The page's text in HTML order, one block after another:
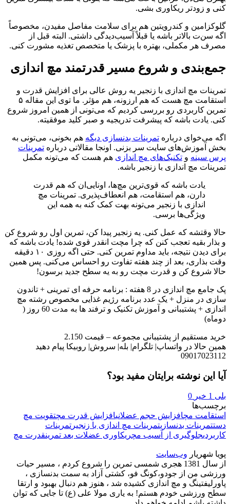
کنی و زودتر ریکاوری بشی.
گلوکزامین و کندرویتین هم برای سلامت مفاصل مفیدن، مخصوصاً
اگه سن‌ت بالاتر باشه یا قبلاً آسیب‌دیدگی داشتی. البته قبل از
مصرف هر مکملی، بهتره با پزشک یا متخصص تغذیه مشورت کنی.
جمع‌بندی و شروع مسیر قدرتمند مچ اندازی
تمرینات مچ اندازی با زنجیر یه روش عالی برای افزایش قدرت و
استقامت مچ هست که هم ارزونه، هم مؤثر. ما توی این مقاله ۵
تمرین کاربردی رو بررسی کردیم که می‌تونی از همین امروز شروع
کنی. یادت باشه که پیشرفت تدریجیه و صبر کلید موفقیته.
اگه می‌خوای درباره تمرینات بدنسازی دیگه هم بخونی، می‌تونی به
بخش آموزش‌های سایت سر بزنی. اونجا مقالاتی درباره تمرینات
پرس سینه و تکنیک‌های مچ اندازی هم هست که می‌تونه مکمل
تمرینات مچ اندازی با زنجیر باشه.
یادت باشه که قوی‌ترین مچ‌ها، اونایی‌ان که هم قدرت
دارن، هم استقامت، هم انعطاف‌پذیری. تمرینات مچ
اندازی با زنجیر می‌تونه بهت کمک کنه به همه این
ویژگی‌ها برسی.
حالا وقتشه که عمل کنی. یه زنجیر پیدا کن، تمرین اول رو شروع کن
و بذار بقیه تعجب کنن که چرا مچت انقدر قوی شده! یادت باشه که
برای دیدن نتیجه، باید مداوم تمرین کنی. حتی اگه روزی ۱۰ دقیقه
وقت بذاری، بعد از چند هفته تفاوت رو احساس می‌کنی. پس همین
حالا شروع کن و قدرت مچت رو به یه سطح جدید برسون!
پک جامع مچ اندازی در 8 هفته : برنامه حرفه ای تمرینی + تاندون
سازی در منزل + یک عدد برنامه رژیم غذایی مخصوص رشته مچ
اندازی + پشتیبانی و آموزش تکنیک و ترفند ها به مدت 60 روز (
دوماه)
خرید مستقیم از پشتیبانی مجموعه – قیمت 2.150
همین حالا در واتساپ| تلگرام| بله| سروش| روبیکا پیام دهید
09017023112
آیا این نوشته برایتان مفید بود؟
بلی 1 خیر 0
برچسب‌ها
استقامت مچافزایش حجم عضلانیافزایش قدرت مچتقویت مچ
دستتمرینات بدنسازیتمرینات مچ اندازی با زنجیر تمرینات
کاربردیجلوگیری از آسیب مچریکاوری عضلات بعد تمرینقدرت مچ
پویا شهریار وب‌سایت
از سال 1381 هجری شمسی تمرین را شروع کردم ، مسیر حیات
ورزشی من از جودو،کونگ فو، کشتی آزاد به سمت بدنسازی ،
پاورلیفتینگ و مچ اندازی کشیده شد ، هنوز هم دنبال بهبود و ارتقا
سطح ورزشی خودم هستم! به یاری مولا علی (ع) تا جایی که توان